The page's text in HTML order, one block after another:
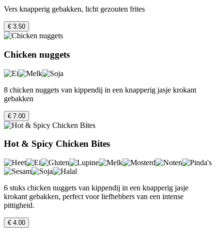
Vers knapperig gebakken, licht gezouten frites
€ 3.50
Chicken nuggets
8 chicken nuggets van kippendij in een knapperig jasje krokant
gebakken
€ 7.00
Hot & Spicy Chicken Bites
6 stuks chicken nuggets van kippendij in een knapperig jasje
krokant gebakken, perfect voor liefhebbers van een intense
pittigheid.
€ 4.00